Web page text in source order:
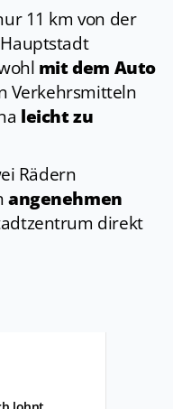
11 km von der
mit dem Auto
Verkehrsmitteln
leicht zu
Rädern
angenehmen
direkt